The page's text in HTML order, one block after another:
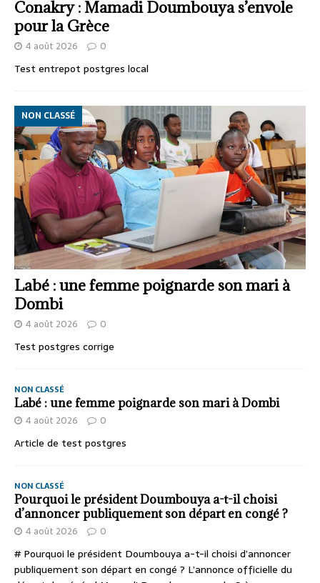
Conakry : Mamadi Doumbouya s’envole
pour la Grèce
4 août 2026 0
Test entrepot postgres local
Labé : une femme poignarde son mari à
Dombi
NON CLASSÉ
4 août 2026 0
Test postgres corrige
NON CLASSÉ
Labé : une femme poignarde son mari à Dombi
4 août 2026 0
Article de test postgres
NON CLASSÉ
Pourquoi le président Doumbouya a-t-il choisi
d’annoncer publiquement son départ en congé ?
4 août 2026 0
# Pourquoi le président Doumbouya a-t-il choisi d’annoncer
publiquement son départ en congé ? L’annonce officielle du